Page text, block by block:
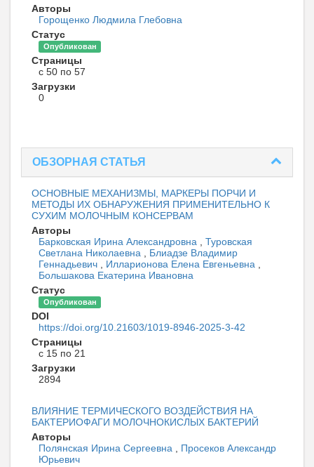
Авторы
Горощенко Людмила Глебовна
Статус
Опубликован
Страницы
с 50 по 57
Загрузки
0
ОБЗОРНАЯ СТАТЬЯ
ОСНОВНЫЕ МЕХАНИЗМЫ, МАРКЕРЫ ПОРЧИ И
МЕТОДЫ ИХ ОБНАРУЖЕНИЯ ПРИМЕНИТЕЛЬНО К
СУХИМ МОЛОЧНЫМ КОНСЕРВАМ
Авторы
Барковская Ирина Александровна
Туровская
Светлана Николаевна
Блиадзе Владимир
Геннадьевич
Илларионова Елена Евгеньевна
Большакова Екатерина Ивановна
Статус
Опубликован
DOI
https://doi.org/10.21603/1019-8946-2025-3-42
Страницы
с 15 по 21
Загрузки
2894
ВЛИЯНИЕ ТЕРМИЧЕСКОГО ВОЗДЕЙСТВИЯ НА
БАКТЕРИОФАГИ МОЛОЧНОКИСЛЫХ БАКТЕРИЙ
Авторы
Полянская Ирина Сергеевна
Просеков Александр
Юрьевич